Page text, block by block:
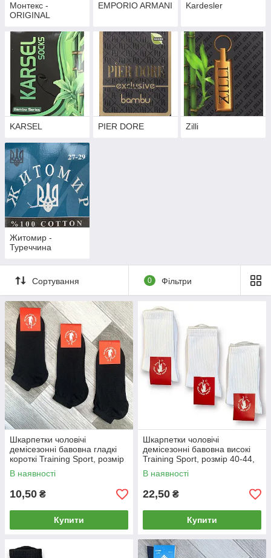
Монтекс -
ORIGINAL
EMPORIO ARMANI Kardesler
KARSEL PIER DORE Zilli
Житомир -
Туреччина
Сортування 0 Фільтри
Шкарпетки чоловічі
демісезонні бавовна гладкі
короткі Training Sport, розмір
40-44, чорні, 012249
В наявності
10,50 ₴
Купити
Шкарпетки чоловічі
демісезонні бавовна високі
Training Sport, розмір 40-44,
білі, 08491
В наявності
22,50 ₴
Купити